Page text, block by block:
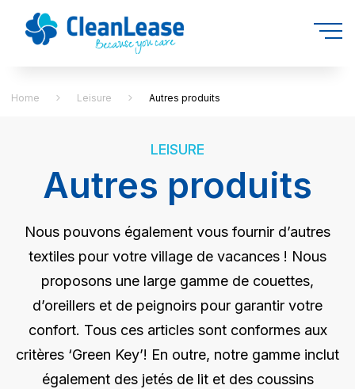
Home Leisure Autres produits
LEISURE
Autres produits
Nous pouvons également vous fournir d’autres
textiles pour votre village de vacances ! Nous
proposons une large gamme de couettes,
d’oreillers et de peignoirs pour garantir votre
confort. Tous ces articles sont conformes aux
critères ‘Green Key’! En outre, notre gamme inclut
également des jetés de lit et des coussins